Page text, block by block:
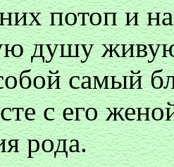
потоп и
душу
самый
с его
рода.